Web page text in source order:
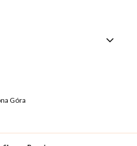
Góra
0. Zobacz szczegóły